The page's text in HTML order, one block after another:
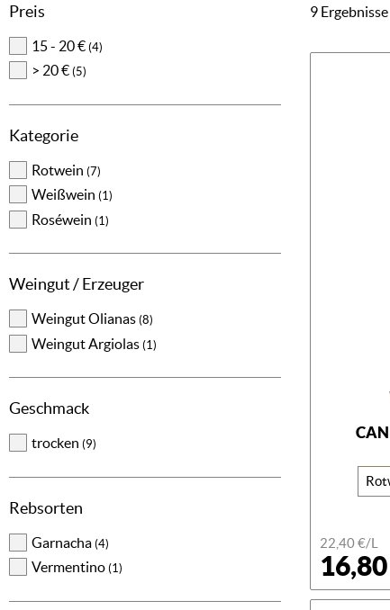
9 Ergebnisse
Preis
15 - 20 € (4)
> 20 € (5)
Kategorie
Rotwein (7)
Weißwein (1)
Roséwein (1)
Weingut / Erzeuger
Weingut Olianas (8)
Weingut Argiolas (1)
Geschmack
trocken (9)
Rebsorten
Garnacha (4)
Vermentino (1)
22,40 €/L